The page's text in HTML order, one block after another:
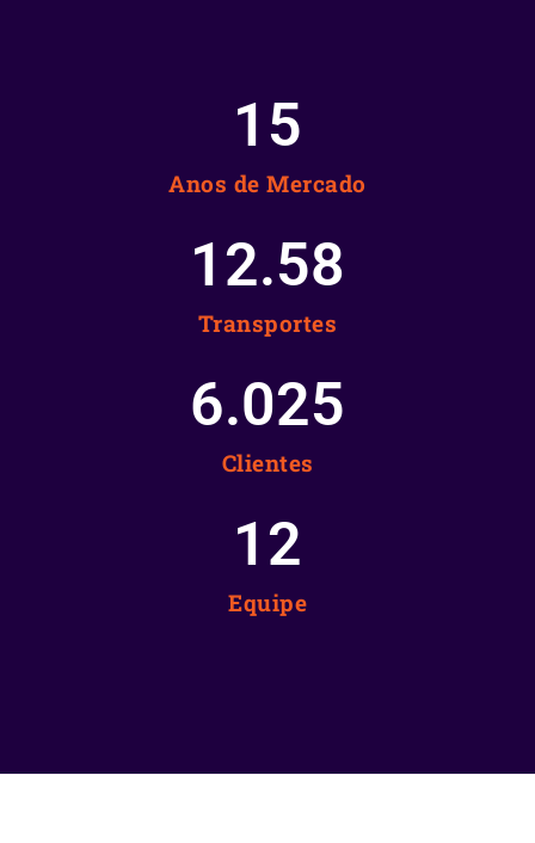
Anos de Mercado
15
Transportes
12.58
Clientes
6.025
Equipe
12